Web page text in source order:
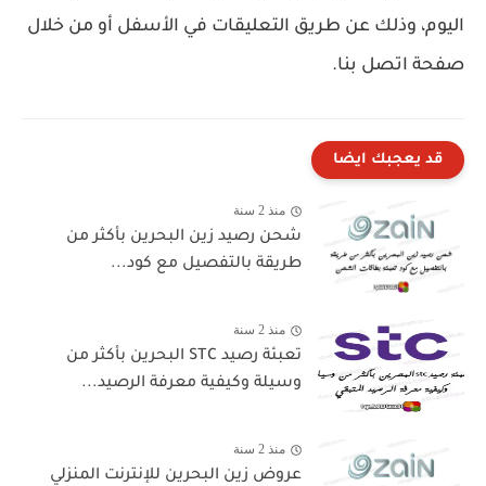
اليوم، وذلك عن طريق التعليقات في الأسفل أو من خلال
صفحة اتصل بنا.
قد يعجبك ايضا
منذ 2 سنة
شحن رصيد زين البحرين بأكثر من
طريقة بالتفصيل مع كود...
منذ 2 سنة
تعبئة رصيد STC البحرين بأكثر من
وسيلة وكيفية معرفة الرصيد...
منذ 2 سنة
عروض زين البحرين للإنترنت المنزلي